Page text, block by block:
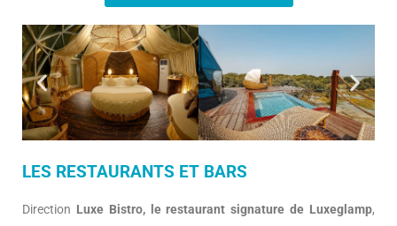
LES RESTAURANTS ET BARS
Direction Luxe Bistro, le restaurant signature de Luxeglamp,